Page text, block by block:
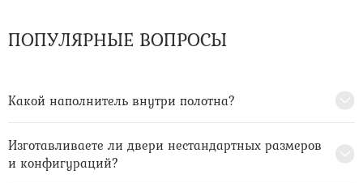
ПОПУЛЯРНЫЕ ВОПРОСЫ
Какой наполнитель внутри полотна?
Изготавливаете ли двери нестандартных размеров
и конфигураций?